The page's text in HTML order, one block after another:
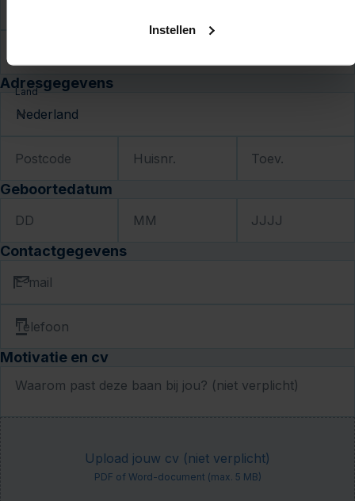
Instellen
Adresgegevens
Land
Postcode Huisnr. Toev.
Geboortedatum
DD MM JJJJ
Contactgegevens
E-mail
Telefoon
Motivatie en cv
Waarom past deze baan bij jou? (niet verplicht)
Upload jouw cv (niet verplicht)
PDF of Word-document (max. 5 MB)